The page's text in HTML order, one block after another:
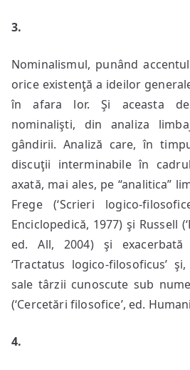
3.
Nominalismul, punând
orice existenţă a ideilor
în afara lor. Şi aceasta
nominalişti, din analiza
gândirii. Analiză care, în
discuţii interminabile în
axată, mai ales, pe “analitica”
Frege (‘Scrieri logico-
Enciclopedică, 1977) şi Russell
ed. All, 2004) şi
‘Tractatus logico-filosoficus’
sale târzii cunoscute sub
(‘Cercetări filosofice’, ed.
4.